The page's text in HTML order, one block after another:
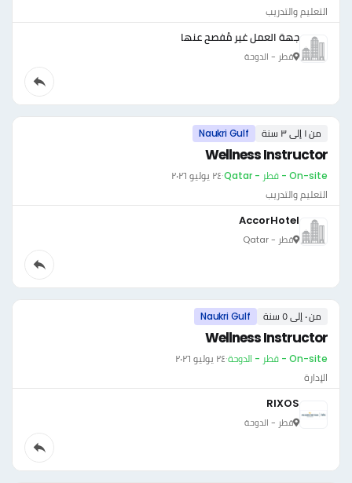
التعليم والتدريب
جهة العمل غير مُفصح عنها
قطر - الدوحة
من ١ إلى ٣ سنة Naukri Gulf
Wellness Instructor
On-site - قطر - Qatar ·٢٤ يوليو ٢٠٢٦
التعليم والتدريب
AccorHotel
قطر - Qatar
من ٠ إلى ٥ سنة Naukri Gulf
Wellness Instructor
On-site - قطر - الدوحة ·٢٤ يوليو ٢٠٢٦
الإدارة
RIXOS
قطر - الدوحة